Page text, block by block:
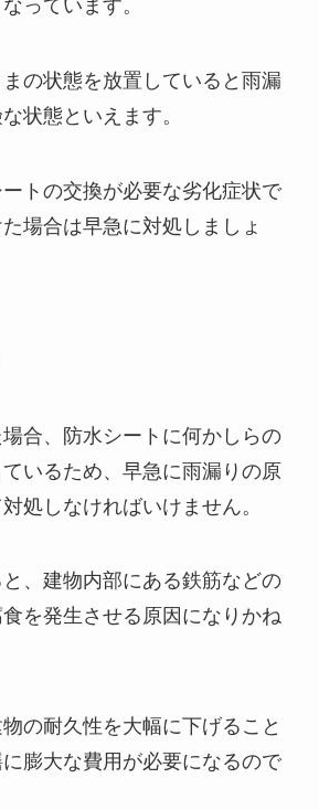
っています。
の状態を放置していると雨漏
状態といえます。
トの交換が必要な劣化症状で
場合は早急に対処しましょ
合、防水シートに何かしらの
ているため、早急に雨漏りの原
処しなければいけません。
、建物内部にある鉄筋などの
を発生させる原因になりかね
の耐久性を大幅に下げること
膨大な費用が必要になるので